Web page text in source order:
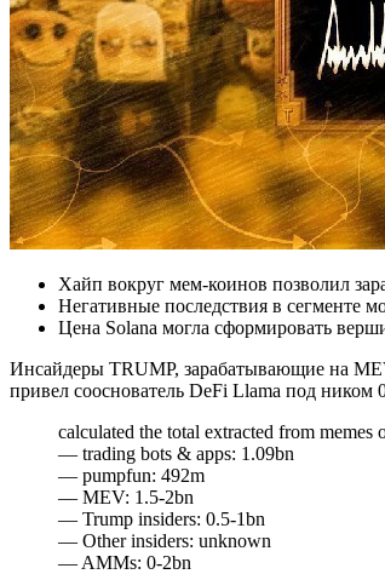
Хайп вокруг мем-коинов позволил
Негативные последствия в сегменте
Цена Solana могла сформировать
Инсайдеры TRUMP, зарабатывающие на
привел сооснователь DeFi Llama под ником
calculated the total extracted from memes
— trading bots & apps: 1.09bn
— pumpfun: 492m
— MEV: 1.5-2bn
— Trump insiders: 0.5-1bn
— Other insiders: unknown
— AMMs: 0-2bn